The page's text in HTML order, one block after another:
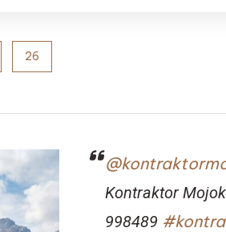
26
Kontraktor
998489